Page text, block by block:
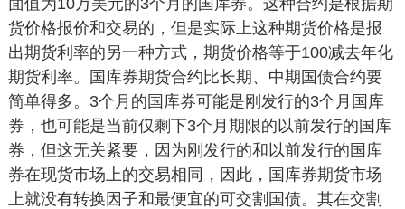
面值为10万美元的3个月的国库券。这种合约是根据期
货价格报价和交易的，但是实际上这种期货价格是报
出期货利率的另一种方式，期货价格等于100减去年化
期货利率。国库券期货合约比长期、中期国债合约要
简单得多。3个月的国库券可能是刚发行的3个月国库
券，也可能是当前仅剩下3个月期限的以前发行的国库
券，但这无关紧要，因为刚发行的和以前发行的国库
券在现货市场上的交易相同，因此，国库券期货市场
上就没有转换因子和最便宜的可交割国债。其在交割